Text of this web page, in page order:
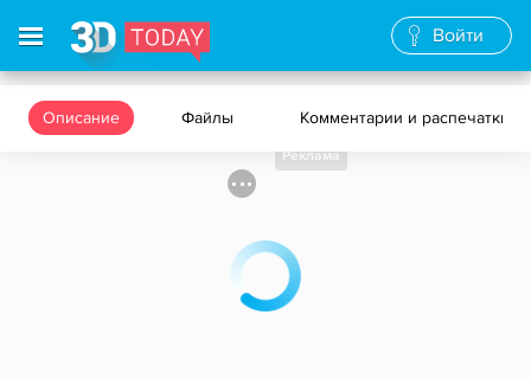
Войти
Описание Файлы Комментарии и распечатки
Реклама